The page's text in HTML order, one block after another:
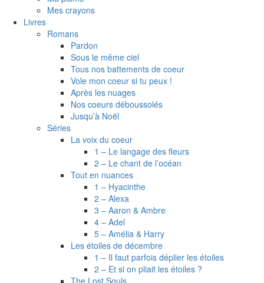
Mes crayons
Livres
Romans
Pardon
Sous le même ciel
Tous nos battements de coeur
Vole mon coeur si tu peux !
Après les nuages
Nos coeurs déboussolés
Jusqu’à Noël
Séries
La voix du coeur
1 – Le langage des fleurs
2 – Le chant de l’océan
Tout en nuances
1 – Hyacinthe
2 – Alexa
3 – Aaron & Ambre
4 – Adel
5 – Amélia & Harry
Les étoiles de décembre
1 – Il faut parfois déplier les étoiles
2 – Et si on pliait les étoiles ?